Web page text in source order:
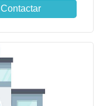
Contactar